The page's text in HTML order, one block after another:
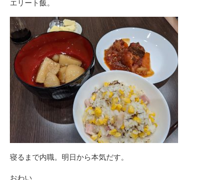
エリート飯。
寝るまで内職。明日から本気だす。
おわい